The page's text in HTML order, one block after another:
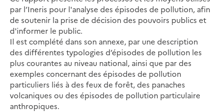
par l’Ineris pour l'analyse des épisodes de pollution, afin
de soutenir la prise de décision des pouvoirs publics et
d'informer le public.
Il est complété dans son annexe, par une description
des différentes typologies d’épisodes de pollution les
plus courantes au niveau national, ainsi que par des
exemples concernant des épisodes de pollution
particuliers liés à des feux de forêt, des panaches
volcaniques ou des épisodes de pollution particulaire
anthropiques.